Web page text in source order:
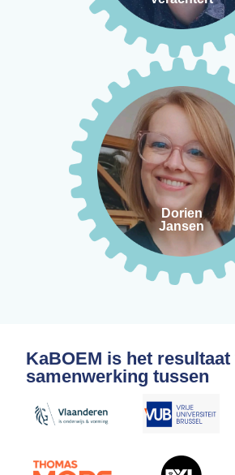
Dorien
Jansen
Dorien
Jansen
Onderzoekshoofd PXL
Onderwijsinnovatie
E-mail
KaBOEM is het resultaat
samenwerking tussen